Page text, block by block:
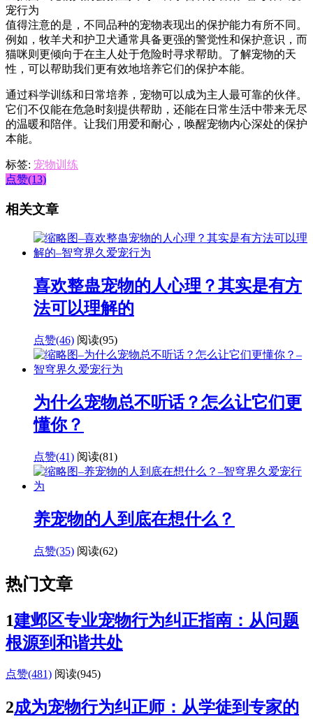
值得注意的是，不同品种的宠物表现出的保护能力有所不同。
例如，牧羊犬和护卫犬通常具备更强的警觉性和保护意识，而
猫咪则更倾向于在主人处于危险时寻求帮助。了解宠物的天
性，可以帮助我们更有效地培养它们的保护本能。
通过科学训练和日常培养，宠物可以成为主人最可靠的伙伴。
它们不仅能在危急时刻提供帮助，还能在日常生活中带来无尽
的温暖和陪伴。让我们用爱和耐心，唤醒宠物内心深处的保护
本能。
标签: 宠物训练
点赞(13)
相关文章
喜欢整蛊宠物的人心理？其实是有方
法可以理解的
点赞(46) 阅读(95)
为什么宠物总不听话？怎么让它们更
懂你？
点赞(41) 阅读(81)
养宠物的人到底在想什么？
点赞(35) 阅读(62)
热门文章
1建邺区专业宠物行为纠正指南：从问题
根源到和谐共处
点赞(481) 阅读(945)
2成为宠物行为纠正师：从学徒到专家的